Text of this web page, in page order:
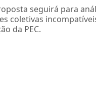
seguirá para
coletivas
da PEC.